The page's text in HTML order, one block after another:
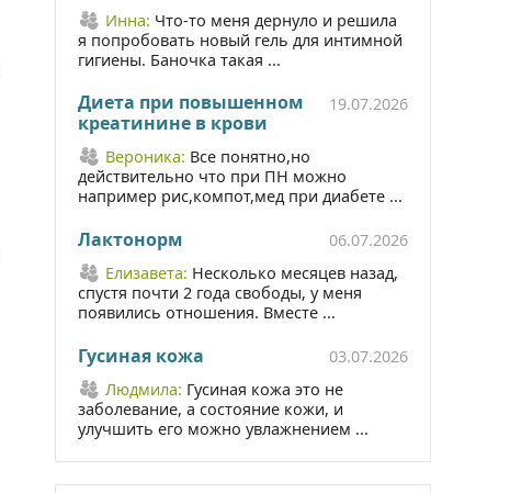
Инна: Что-то меня дернуло и решила
я попробовать новый гель для интимной
гигиены. Баночка такая ...
Диета при повышенном
креатинине в крови
19.07.2026
Вероника: Все понятно,но
действительно что при ПН можно
например рис,компот,мед при диабете ...
Лактонорм
06.07.2026
Елизавета: Несколько месяцев назад,
спустя почти 2 года свободы, у меня
появились отношения. Вместе ...
Гусиная кожа
03.07.2026
Людмила: Гусиная кожа это не
заболевание, а состояние кожи, и
улучшить его можно увлажнением ...